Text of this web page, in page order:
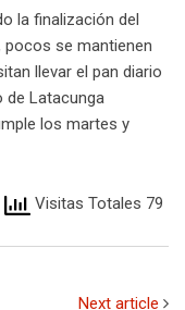
la finalización del
pocos se mantienen
llevar el pan diario
de Latacunga
los martes y
Visitas Totales 79
Next article